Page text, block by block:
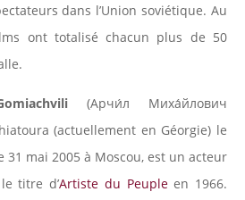
dans l’Union soviétique. Au
ont totalisé chacun plus de 50
(Арчи́л Миха́йлович
(actuellement en Géorgie) le
31 mai 2005 à Moscou, est un acteur
titre d’Artiste du Peupleen 1966.